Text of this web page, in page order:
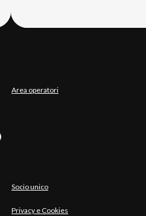
Area operatori
Socio unico
Privacy e Cookies